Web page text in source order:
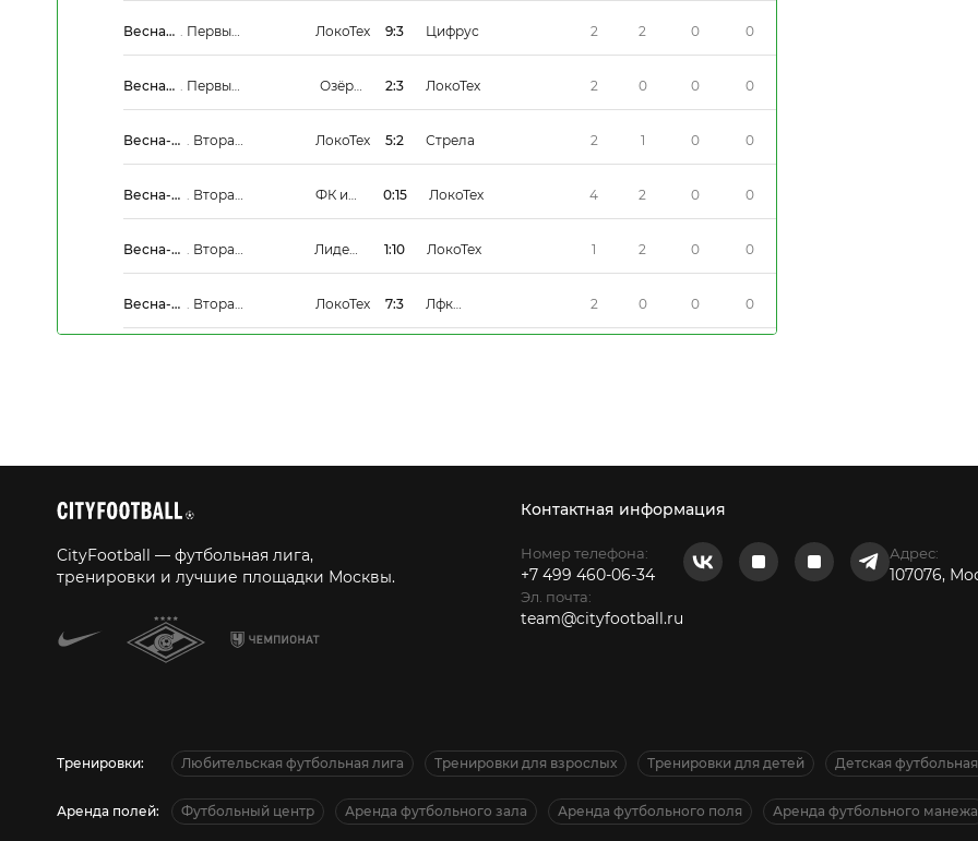
Весна- . Первый
ЛокоТех 9:3 Цифрус 2 2 0 0
Весна- . Первый
Озёры
2:3 ЛокоТех 2 0 0 0
Весна-
. Вторая
ЛокоТех 5:2 Стрела 2 1 0 0
Весна-
. Вторая
ФК им.
0:15 ЛокоТех 4 2 0 0
Весна-
. Вторая
Лидеры
1:10 ЛокоТех 1 2 0 0
Весна-
2026
. Вторая
ЛокоТех 7:3
Лфк
2 0 0 0
CityFootball — футбольная лига,
тренировки и лучшие площадки Москвы.
Контактная информация
Номер телефона:
+7 499 460-06-34
Эл. почта:
team@cityfootball.ru
Адрес:
107076,
Тренировки: Любительская футбольная лига Тренировки для взрослых Тренировки для детей Детская
Аренда полей: Футбольный центр Аренда футбольного зала Аренда футбольного поля Аренда футбольного манежа